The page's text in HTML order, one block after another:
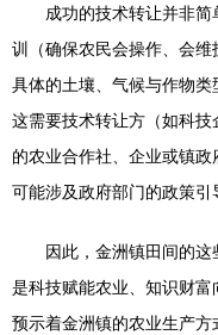
成功的技术转让并非简
训（确保农民会操作、会
具体的土壤、气候与作物类
这需要技术转让方（如科
的农业合作社、企业或镇
可能涉及政府部门的政策引
因此，金洲镇田间的这
是科技赋能农业、知识财富
预示着金洲镇的农业生产